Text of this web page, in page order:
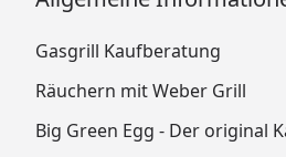
Gasgrill Kaufberatung
Räuchern mit Weber Grill
Big Green Egg - Der original